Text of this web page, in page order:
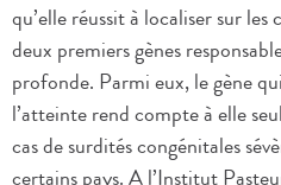
qu’elle réussit à localiser sur
deux premiers gènes
profonde. Parmi eux, le gène
l’atteinte rend compte à elle
cas de surdités congénitales
certains pays. A l’Institut